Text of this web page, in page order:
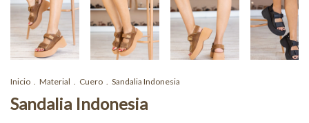
Inicio . Material . Cuero . Sandalia Indonesia
Sandalia Indonesia